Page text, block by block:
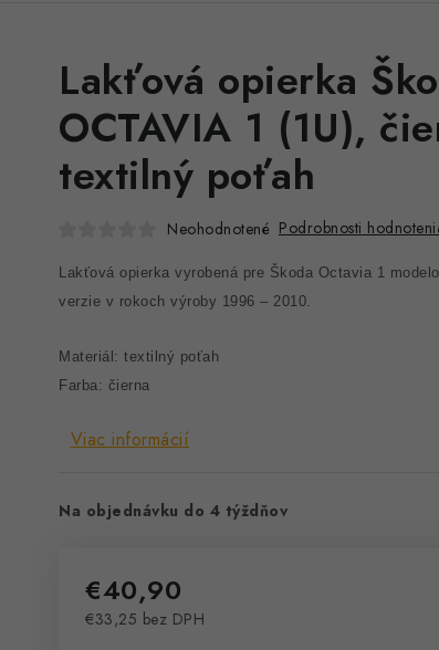
Lakťová opierka
OCTAVIA 1 (1U),
textilný poťah
Neohodnotené Podrobnosti
Lakťová opierka vyrobená pre Škoda Octavia 1
verzie v rokoch výroby 1996 – 2010.
Materiál: textilný poťah
Farba: čierna
Viac informácií
Na objednávku do 4 týždňov
€40,90
€33,25 bez DPH